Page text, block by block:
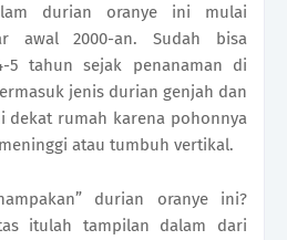
durian oranye ini mulai
awal 2000-an. Sudah bisa
5 tahun sejak penanaman di
jenis durian genjah dan
dekat rumah karena pohonnya
atau tumbuh vertikal.
durian oranye ini?
itulah tampilan dalam dari